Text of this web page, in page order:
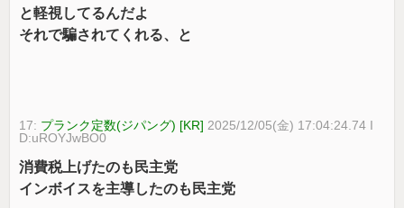
と軽視してるんだよ
それで騙されてくれる、と
17: プランク定数(ジパング) [KR] 2025/12/05(金) 17:04:24.74 I
D:uROYJwBO0
消費税上げたのも民主党
インボイスを主導したのも民主党